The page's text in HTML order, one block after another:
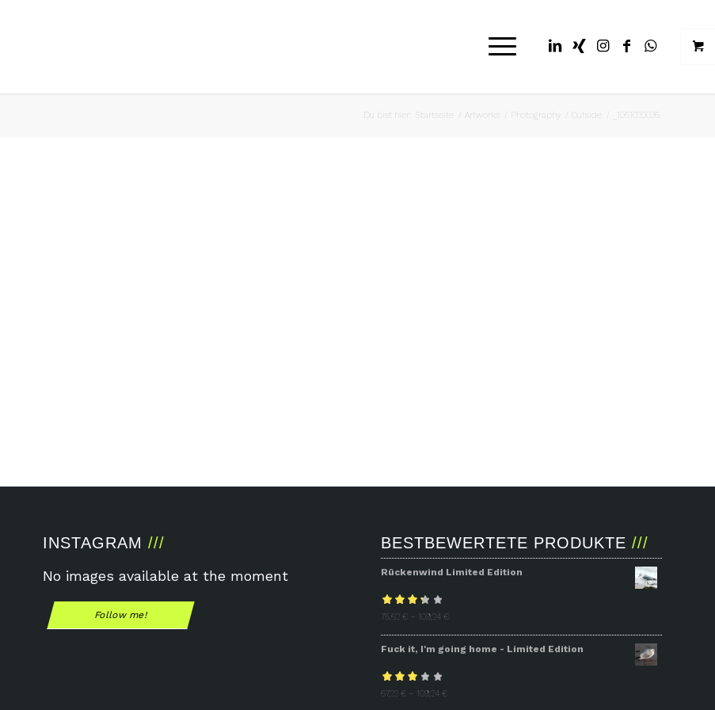
Du bist hier: Startseite Artworks Photography Outside _1061020036
INSTAGRAM
No images available at the moment
Follow me!
BESTBEWERTETE PRODUKTE
Rückenwind Limited Edition
Bewertet
75,62 € – 109,24 €
Fuck it, I'm going home - Limited Edition
Bewertet
67,22 € – 109,24 €